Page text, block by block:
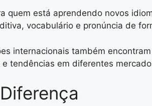
está aprendendo novos
vocabulário e pronúncia de
internacionais também
tendências em diferentes